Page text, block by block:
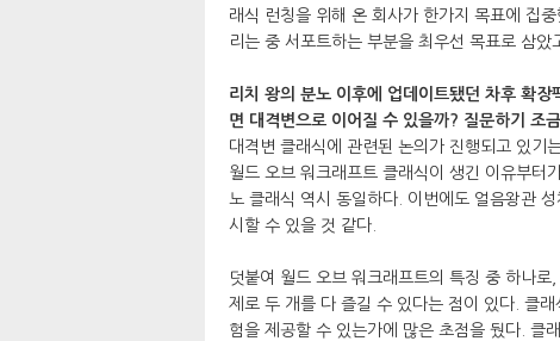
래식 런칭을 위해 온 회사가 한가지 목표에 집
리는 중 서포트하는 부분을 최우선 목표로 삼
리치 왕의 분노 이후에 업데이트됐던 차후 확
면 대격변으로 이어질 수 있을까? 질문하기 조
대격변 클래식에 관련된 논의가 진행되고 있기
월드 오브 워크래프트 클래식이 생긴 이유부터
노 클래식 역시 동일하다. 이번에도 얼음왕관
시할 수 있을 것 같다.
덧붙여 월드 오브 워크래프트의 특징 중 하나
제로 두 개를 다 즐길 수 있다는 점이 있다. 클
험을 제공할 수 있는가에 많은 초점을 뒀다. 클